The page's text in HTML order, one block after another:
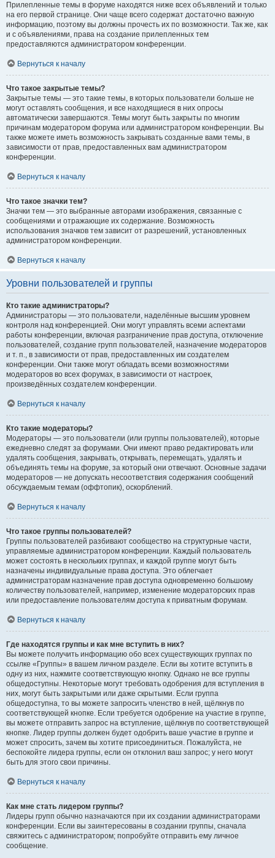
Прилепленные темы в форуме находятся ниже всех объявлений и только
на его первой странице. Они чаще всего содержат достаточно важную
информацию, поэтому вы должны прочесть их по возможности. Так же, как
и с объявлениями, права на создание прилепленных тем
предоставляются администратором конференции.
Вернуться к началу
Что такое закрытые темы?
Закрытые темы — это такие темы, в которых пользователи больше не
могут оставлять сообщения, и все находящиеся в них опросы
автоматически завершаются. Темы могут быть закрыты по многим
причинам модератором форума или администратором конференции. Вы
также можете иметь возможность закрывать созданные вами темы, в
зависимости от прав, предоставленных вам администратором
конференции.
Вернуться к началу
Что такое значки тем?
Значки тем — это выбранные авторами изображения, связанные с
сообщениями и отражающие их содержание. Возможность
использования значков тем зависит от разрешений, установленных
администратором конференции.
Вернуться к началу
Уровни пользователей и группы
Кто такие администраторы?
Администраторы — это пользователи, наделённые высшим уровнем
контроля над конференцией. Они могут управлять всеми аспектами
работы конференции, включая разграничение прав доступа, отключение
пользователей, создание групп пользователей, назначение модераторов
и т. п., в зависимости от прав, предоставленных им создателем
конференции. Они также могут обладать всеми возможностями
модераторов во всех форумах, в зависимости от настроек,
произведённых создателем конференции.
Вернуться к началу
Кто такие модераторы?
Модераторы — это пользователи (или группы пользователей), которые
ежедневно следят за форумами. Они имеют право редактировать или
удалять сообщения, закрывать, открывать, перемещать, удалять и
объединять темы на форуме, за который они отвечают. Основные задачи
модераторов — не допускать несоответствия содержания сообщений
обсуждаемым темам (оффтопик), оскорблений.
Вернуться к началу
Что такое группы пользователей?
Группы пользователей разбивают сообщество на структурные части,
управляемые администратором конференции. Каждый пользователь
может состоять в нескольких группах, и каждой группе могут быть
назначены индивидуальные права доступа. Это облегчает
администраторам назначение прав доступа одновременно большому
количеству пользователей, например, изменение модераторских прав
или предоставление пользователям доступа к приватным форумам.
Вернуться к началу
Где находятся группы и как мне вступить в них?
Вы можете получить информацию обо всех существующих группах по
ссылке «Группы» в вашем личном разделе. Если вы хотите вступить в
одну из них, нажмите соответствующую кнопку. Однако не все группы
общедоступны. Некоторые могут требовать одобрения для вступления в
них, могут быть закрытыми или даже скрытыми. Если группа
общедоступна, то вы можете запросить членство в ней, щёлкнув по
соответствующей кнопке. Если требуется одобрение на участие в группе,
вы можете отправить запрос на вступление, щёлкнув по соответствующей
кнопке. Лидер группы должен будет одобрить ваше участие в группе и
может спросить, зачем вы хотите присоединиться. Пожалуйста, не
беспокойте лидера группы, если он отклонил ваш запрос; у него могут
быть для этого свои причины.
Вернуться к началу
Как мне стать лидером группы?
Лидеры групп обычно назначаются при их создании администраторами
конференции. Если вы заинтересованы в создании группы, сначала
свяжитесь с администратором; попробуйте отправить ему личное
сообщение.